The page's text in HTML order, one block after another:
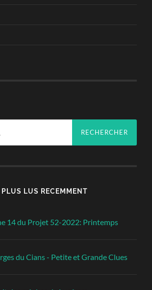
LUS RECEMMENT
14 du Projet 52-2022: Printemps
du Cians - Petite et Grande Clues